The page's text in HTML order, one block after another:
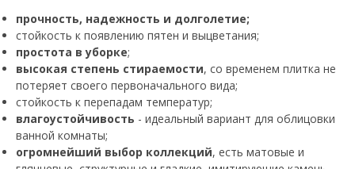
прочность, надежность и долголетие;
стойкость к появлению пятен и выцветания;
простота в уборке;
высокая степень стираемости, со временем плитка не
потеряет своего первоначального вида;
стойкость к перепадам температур;
влагоустойчивость - идеальный вариант для облицовки
ванной комнаты;
огромнейший выбор коллекций, есть матовые и